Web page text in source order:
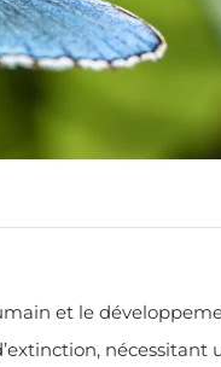
et le
nécessitant